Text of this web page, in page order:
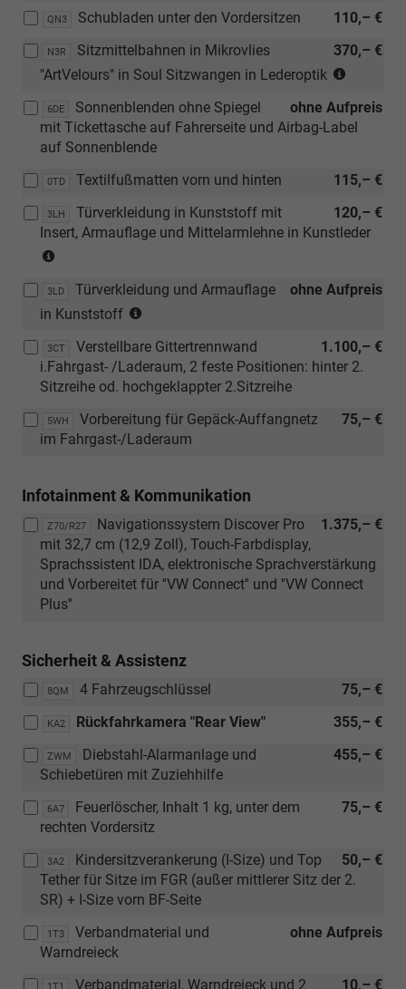
und
Frontscheibe)
QN3 110,– €
Schubladen unter den Vordersitzen
N3R 370,– €
Sitzmittelbahnen in Mikrovlies
"ArtVelours" in Soul Sitzwangen in Lederoptik
mit
Paket)
6DE ohne Aufpreis
Sonnenblenden ohne Spiegel
mit Tickettasche auf Fahrerseite und Airbag-Label
auf Sonnenblende
0TD 115,– €
Textilfußmatten vorn und hinten
3LH 120,– €
Türverkleidung in Kunststoff mit
Insert, Armauflage und Mittelarmlehne in Kunstleder
Verbindung
mit
Sitzbezüge
in
Kunstleder,
Dessin
"Pure
Diamond"
Interieur
Soul/Schwarz
(CU))
3LD ohne Aufpreis
Türverkleidung und Armauflage
in Kunststoff
Verbindung
mit
[N0C]
Sitzbezüge
in
Kunstleder,
"Pure
mit
Interieur
Soul/Soul-
Soul/Schwarz
3CT 1.100,– €
Verstellbare Gittertrennwand
i.Fahrgast- /Laderaum, 2 feste Positionen: hinter 2.
Sitzreihe od. hochgeklappter 2.Sitzreihe
5WH 75,– €
Vorbereitung für Gepäck-Auffangnetz
im Fahrgast-/Laderaum
Infotainment & Kommunikation
Z70/R27 1.375,– €
Navigationssystem Discover Pro
mit 32,7 cm (12,9 Zoll), Touch-Farbdisplay,
Sprachssistent IDA, elektronische Sprachverstärkung
und Vorbereitet für ''VW Connect'' und ''VW Connect
Plus''
Sicherheit & Assistenz
8QM 75,– €
4 Fahrzeugschlüssel
KA2 355,– €
Rückfahrkamera "Rear View"
ZWM 455,– €
Diebstahl-Alarmanlage und
Schiebetüren mit Zuziehhilfe
6A7 75,– €
Feuerlöscher, Inhalt 1 kg, unter dem
rechten Vordersitz
3A2 50,– €
Kindersitzverankerung (I-Size) und Top
Tether für Sitze im FGR (außer mittlerer Sitz der 2.
SR) + I-Size vorn BF-Seite
1T3 ohne Aufpreis
Verbandmaterial und
Warndreieck
10,– €
Verbandmaterial, Warndreieck und 2